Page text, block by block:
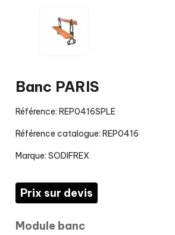
Banc PARIS
Référence: REP0416SPLE
Référence catalogue: REP0416
Marque: SODIFREX
Prix sur devis
Module banc